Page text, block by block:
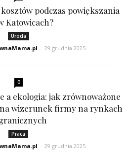
podczas powiększania
Katowicach?
Uroda
- 29 grudnia 2025
0
a ekologia: jak zrównoważone
na wizerunek firmy na rynkach
Praca
- 29 grudnia 2025